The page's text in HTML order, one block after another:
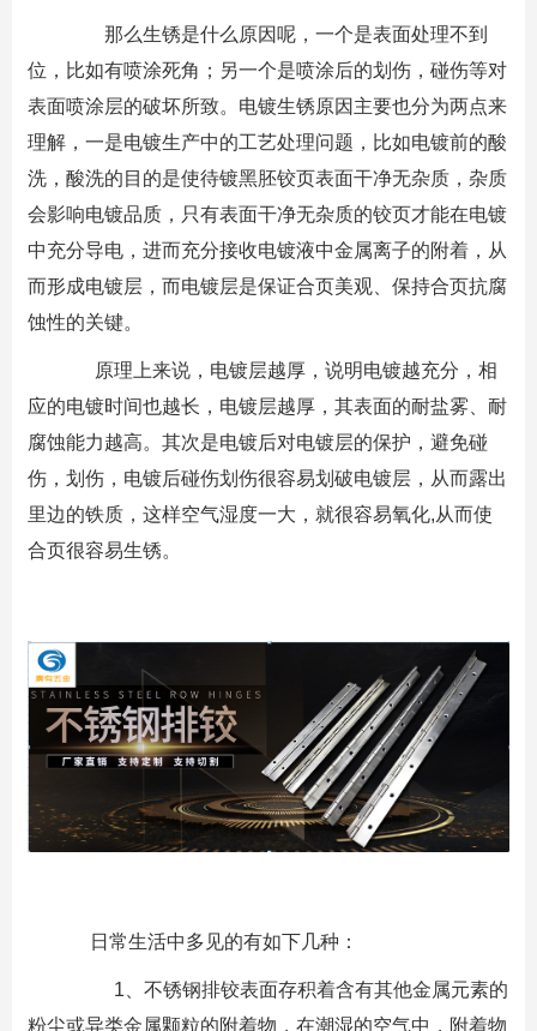
那么生锈是什么原因呢，一个是表面处理不到
位，比如有喷涂死角；另一个是喷涂后的划伤，碰伤等对
表面喷涂层的破坏所致。电镀生锈原因主要也分为两点来
理解，一是电镀生产中的工艺处理问题，比如电镀前的酸
洗，酸洗的目的是使待镀黑胚铰页表面干净无杂质，杂质
会影响电镀品质，只有表面干净无杂质的铰页才能在电镀
中充分导电，进而充分接收电镀液中金属离子的附着，从
而形成电镀层，而电镀层是保证合页美观、保持合页抗腐
蚀性的关键。
原理上来说，电镀层越厚，说明电镀越充分，相
应的电镀时间也越长，电镀层越厚，其表面的耐盐雾、耐
腐蚀能力越高。其次是电镀后对电镀层的保护，避免碰
伤，划伤，电镀后碰伤划伤很容易划破电镀层，从而露出
里边的铁质，这样空气湿度一大，就很容易氧化,从而使
合页很容易生锈。
日常生活中多见的有如下几种：
1、不锈钢排铰表面存积着含有其他金属元素的
粉尘或异类金属颗粒的附着物，在潮湿的空气中，附着物